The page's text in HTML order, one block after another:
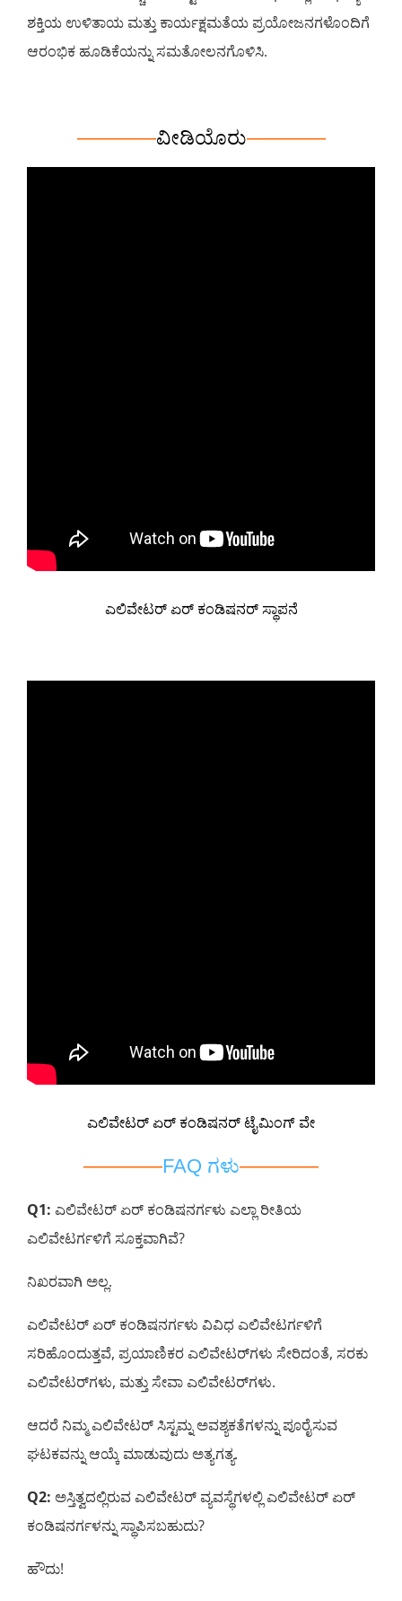
ಶಕ್ತಿಯ ಉಳಿತಾಯ ಮತ್ತು ಕಾರ್ಯಕ್ಷಮತೆಯ ಪ್ರಯೋಜನಗಳೊಂದಿಗೆ
ಆರಂಭಿಕ ಹೂಡಿಕೆಯನ್ನು ಸಮತೋಲನಗೊಳಿಸಿ.
————ವೀಡಿಯೊರು————
ಎಲಿವೇಟರ್ ಏರ್ ಕಂಡಿಷನರ್ ಸ್ಥಾಪನೆ
ಎಲಿವೇಟರ್ ಏರ್ ಕಂಡಿಷನರ್ ಟೈಮಿಂಗ್ ವೇ
————FAQ ಗಳು————
Q1: ಎಲಿವೇಟರ್ ಏರ್ ಕಂಡಿಷನರ್ಗಳು ಎಲ್ಲಾ ರೀತಿಯ
ಎಲಿವೇಟರ್ಗಳಿಗೆ ಸೂಕ್ತವಾಗಿವೆ?
ನಿಖರವಾಗಿ ಅಲ್ಲ.
ಎಲಿವೇಟರ್ ಏರ್ ಕಂಡಿಷನರ್ಗಳು ವಿವಿಧ ಎಲಿವೇಟರ್ಗಳಿಗೆ
ಸರಿಹೊಂದುತ್ತವೆ, ಪ್ರಯಾಣಿಕರ ಎಲಿವೇಟರ್‌ಗಳು ಸೇರಿದಂತೆ, ಸರಕು
ಎಲಿವೇಟರ್‌ಗಳು, ಮತ್ತು ಸೇವಾ ಎಲಿವೇಟರ್‌ಗಳು.
ಆದರೆ ನಿಮ್ಮ ಎಲಿವೇಟರ್ ಸಿಸ್ಟಮ್ನ ಅವಶ್ಯಕತೆಗಳನ್ನು ಪೂರೈಸುವ
ಘಟಕವನ್ನು ಆಯ್ಕೆ ಮಾಡುವುದು ಅತ್ಯಗತ್ಯ.
Q2: ಅಸ್ತಿತ್ವದಲ್ಲಿರುವ ಎಲಿವೇಟರ್ ವ್ಯವಸ್ಥೆಗಳಲ್ಲಿ ಎಲಿವೇಟರ್ ಏರ್
ಕಂಡಿಷನರ್ಗಳನ್ನು ಸ್ಥಾಪಿಸಬಹುದು?
ಹೌದು!